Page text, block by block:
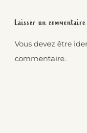
Laisser un commentaire
Vous devez être
commentaire.